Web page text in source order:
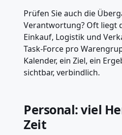
Prüfen Sie auch die
Verantwortung? Oft liegt
Einkauf, Logistik und
Task-Force pro
Kalender, ein Ziel, ein
sichtbar, verbindlich.
Personal: viel
Zeit